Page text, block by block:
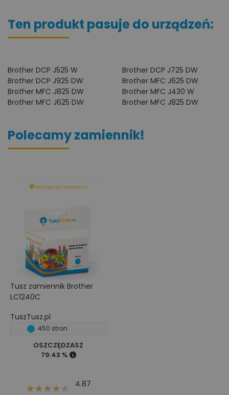
Ten produkt pasuje do urządzeń:
Brother DCP J525 W
Brother DCP J725 DW
Brother DCP J925 DW
Brother MFC J625 DW
Brother MFC J825 DW
Brother MFC J430 W
Brother MFC J625 DW
Brother MFC J825 DW
Polecamy zamiennik!
Najczęściej wybierany
Tusz zamiennik Brother
LC1240C
TuszTusz.pl
450 stron
OSZCZĘDZASZ
79.43 %
4.87